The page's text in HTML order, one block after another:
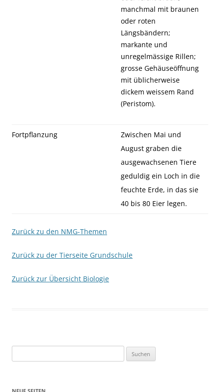
manchmal mit braunen
oder roten
Längsbändern;
markante und
unregelmässige Rillen;
grosse Gehäuseöffnung
mit üblicherweise
dickem weissem Rand
(Peristom).
Fortpflanzung
Zwischen Mai und
August graben die
ausgewachsenen Tiere
geduldig ein Loch in die
feuchte Erde, in das sie
40 bis 80 Eier legen.
Zurück zu den NMG-Themen
Zurück zu der Tierseite Grundschule
Zurück zur Übersicht Biologie
nach: